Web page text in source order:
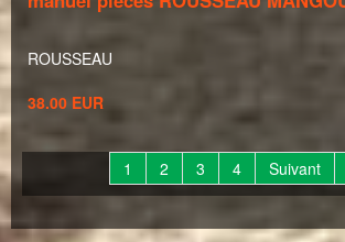
ROUSSEAU
38.00 EUR
1 2 3 4 Suivant